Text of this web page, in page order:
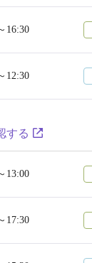
16:30
12:30
する
13:00
17:30